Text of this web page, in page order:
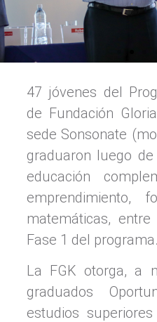
47 jóvenes del
de Fundación
sede Sonsonate
graduaron luego
educación
emprendimiento,
matemáticas,
Fase 1 del programa.
La FGK otorga, a
graduados
estudios